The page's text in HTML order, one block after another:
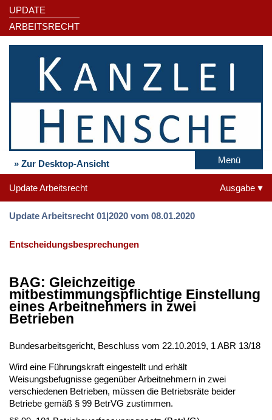
UPDATE
ARBEITSRECHT
» Zur Desktop-Ansicht Menü
Update Arbeitsrecht Ausgabe
Update Arbeitsrecht 01|2020 vom 08.01.2020
Entscheidungsbesprechungen
BAG: Gleichzeitige
mitbestimmungspflichtige Einstellung
eines Arbeitnehmers in zwei
Betrieben
Bundesarbeitsgericht, Beschluss vom 22.10.2019, 1 ABR 13/18
Wird eine Führungskraft eingestellt und erhält
Weisungsbefugnisse gegenüber Arbeitnehmern in zwei
verschiedenen Betrieben, müssen die Betriebsräte beider
Betriebe gemäß § 99 BetrVG zustimmen.